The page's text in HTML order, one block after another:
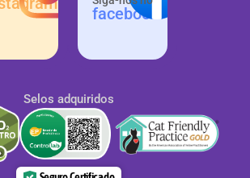
facebook
Selos adquiridos